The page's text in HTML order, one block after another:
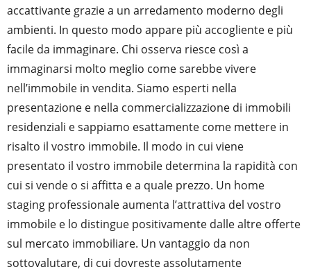
accattivante grazie a un arredamento moderno degli
ambienti. In questo modo appare più accogliente e più
facile da immaginare. Chi osserva riesce così a
immaginarsi molto meglio come sarebbe vivere
nell’immobile in vendita. Siamo esperti nella
presentazione e nella commercializzazione di immobili
residenziali e sappiamo esattamente come mettere in
risalto il vostro immobile. Il modo in cui viene
presentato il vostro immobile determina la rapidità con
cui si vende o si affitta e a quale prezzo. Un home
staging professionale aumenta l’attrattiva del vostro
immobile e lo distingue positivamente dalle altre offerte
sul mercato immobiliare. Un vantaggio da non
sottovalutare, di cui dovreste assolutamente